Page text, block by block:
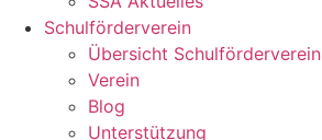
Schulförderverein
Übersicht Schulförderverein
Verein
Blog
Unterstützung